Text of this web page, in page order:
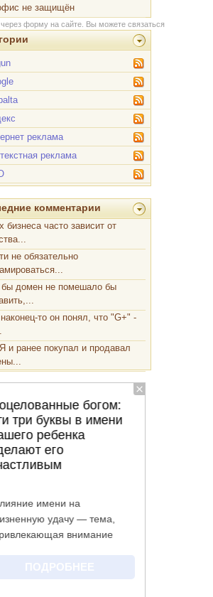
не защищён
реклама
реклама
комментарии
бизнеса часто зависит от
не обязательно
домен не помешало бы
то он понял, что "G+" -
и ранее покупал и продавал
форму на сайте. Вы можете связаться